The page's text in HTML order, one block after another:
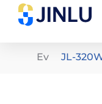
Ev JL-